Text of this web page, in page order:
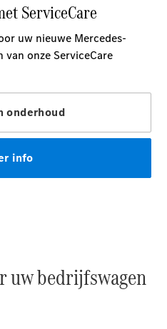
uw bedrijfswagen